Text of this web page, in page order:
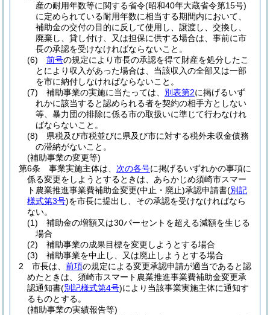
産の耐用年数等に関する省令(昭和40年大蔵省令第15号)
に定められている耐用年数に相当する期間内において、
補助金の交付の目的に反して使用し、譲渡し、交換し、
廃棄し、貸し付け、又は担保に供する場合は、事前に市
長の承認を受けなければならないこと。
(6)
前号の規定により市長の承認を得て財産を処分したこ
とにより収入があった場合は、当該収入の全部又は一部
を市に納付しなければならないこと。
(7)
補助事業の実施に当たっては、 別表第2に掲げるいず
れかに該当すると認められる者を契約の相手方としない
等、暴力団の排除に係る市の取扱いに準じて行わなけれ
ばならないこと。
(8)
県税及び市税並びに県及び市に対する税外未収金債務
の滞納がないこと。
(補助事業の変更等)
第6条
事業実施主体は、 次の各号に掲げるいずれかの事項に
係る変更をしようとするときは、あらかじめ須崎市スマー
ト農業推進事業費補助金変更(中止・廃止)承認申請書(別記
様式第3号)を市長に提出し、その承認を受けなければなら
ない。
(1)
補助金の増額又は30パーセントを超える減額を生じる
場合
(2)
補助事業の成果目標を変更しようとする場合
(3)
補助事業を中止し、又は廃止しようとする場合
2
市長は、 前項の規定による変更承認申請が適当であると認
めたときは、須崎市スマート農業推進事業費補助金変更承
認通知書(別記様式第4号)により当該事業実施主体に通知す
るものとする。
(補助事業の実績報告等)